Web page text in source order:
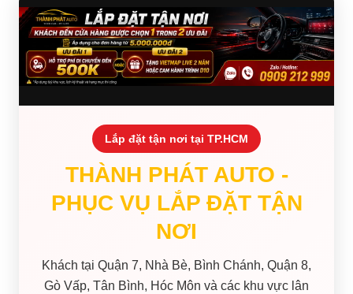
Lắp đặt tận nơi tại TP.HCM
THÀNH PHÁT AUTO -
PHỤC VỤ LẮP ĐẶT TẬN
NƠI
Khách tại Quận 7, Nhà Bè, Bình Chánh, Quận 8,
Gò Vấp, Tân Bình, Hóc Môn và các khu vực lân